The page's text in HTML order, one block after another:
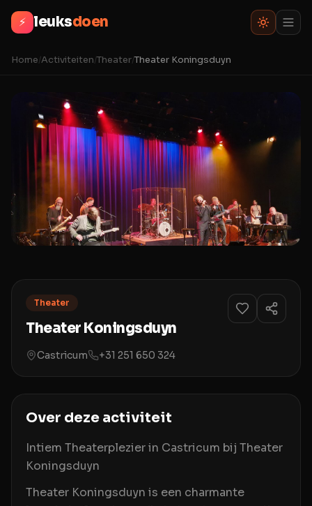
⚡ leuksdoen
Home/Activiteiten/Theater/Theater Koningsduyn
Theater
Theater Koningsduyn
Castricum +31 251 650 324
Over deze activiteit
Intiem Theaterplezier in Castricum bij Theater
Koningsduyn
Theater Koningsduyn is een charmante